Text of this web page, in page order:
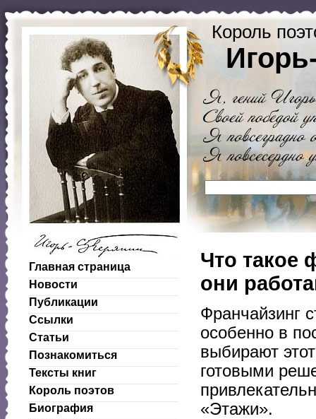
Король
Главная страница
Новости
Публикации
Ссылки
Статьи
Познакомиться
Тексты книг
Король поэтов
Биография
Что такое
они
Франчайзинг
особенно в
выбирают
готовыми
«Этажи».